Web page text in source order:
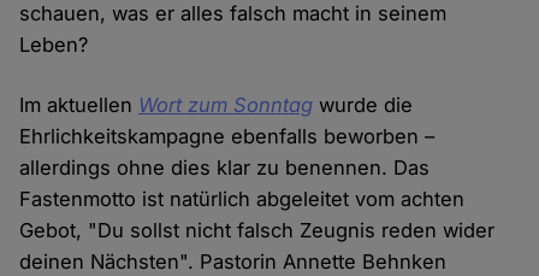
schauen, was er alles falsch macht in seinem
Leben?
Im aktuellen Wort zum Sonntag wurde die
Ehrlichkeitskampagne ebenfalls beworben –
allerdings ohne dies klar zu benennen. Das
Fastenmotto ist natürlich abgeleitet vom achten
Gebot, "Du sollst nicht falsch Zeugnis reden wider
deinen Nächsten". Pastorin Annette Behnken